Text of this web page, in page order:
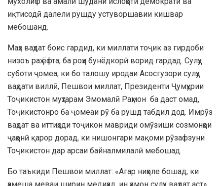
иқтисодӣ далели рушду устуворшавии кишвар
мебошанд.
Маҳз ваҳдат боис гардид, ки миллати тоҷик аз гирдоби
низоъ раҳ ёфта, ба роҳи бунёдкорӣ ворид гардад. Сулҳу
суботи ҷомеа, ки бо талошу иродаи Асосгузори сулҳу
ваҳдати виллӣ, Пешвои миллат, Президенти Ҷумҳурии
Тоҷикистон муҳтарам Эмомалӣ Раҳмон ба даст омад,
Тоҷикистонро ба ҷомеаи рӯ ба рушд табдил дод. Имрӯз
ваҳдат ва иттиҳоди тоҷикон мавриди омӯзиши созмонҳои
ҷаҳонӣ қарор дорад, ки нишонгари мақоми рӯзафзуни
Тоҷикистон дар арсаи байналмилалӣ мебошад.
Бо таъкиди Пешвои миллат: «Агар ниҳоле бошад, ки